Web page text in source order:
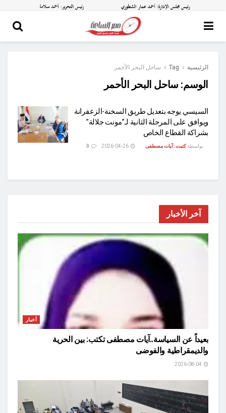
الرئيسية Tag ساحل البحر الأحمر
الوسم: ساحل البحر الأحمر
السيسي يوجه بتعديل طريق السخنة-الزعفرانة
ويوافق على المرحلة الثانية لـ”مونت جلالة”
بشراكة القطاع الخاص
بواسطة كتبت: آيات مصطفى
آخر الأخبار
أخبار
بعيداً عن السياسة..آيات مصطفى تكتب: بين الحرية
والديمقراطية والفوضى